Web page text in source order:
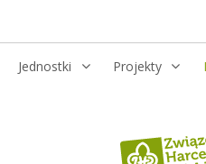
Jednostki Projekty